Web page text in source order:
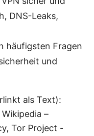
DNS-Leaks,
häufigsten Fragen
und
als Text):
–
Tor Project -